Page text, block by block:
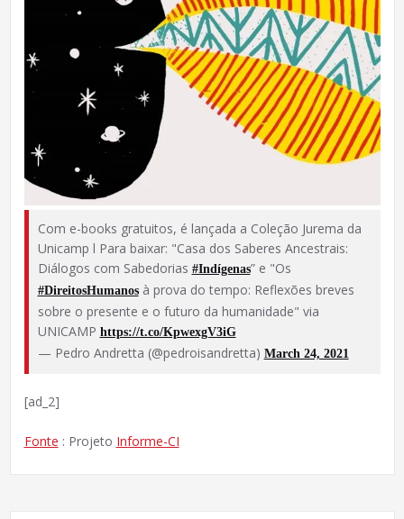
Com e-books gratuitos, é lançada a Coleção Jurema da
Unicamp l Para baixar: "Casa dos Saberes Ancestrais:
Diálogos com Sabedorias #Indígenas” e "Os
#DireitosHumanosà prova do tempo: Reflexões breves
sobre o presente e o futuro da humanidade" via
UNICAMP https://t.co/KpwexgV3iG
— Pedro Andretta (@pedroisandretta) March 24, 2021
[ad_2]
Fonte : Projeto Informe-CI